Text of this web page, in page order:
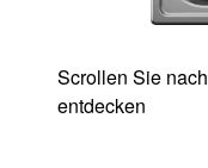
Scrollen Sie
entdecken